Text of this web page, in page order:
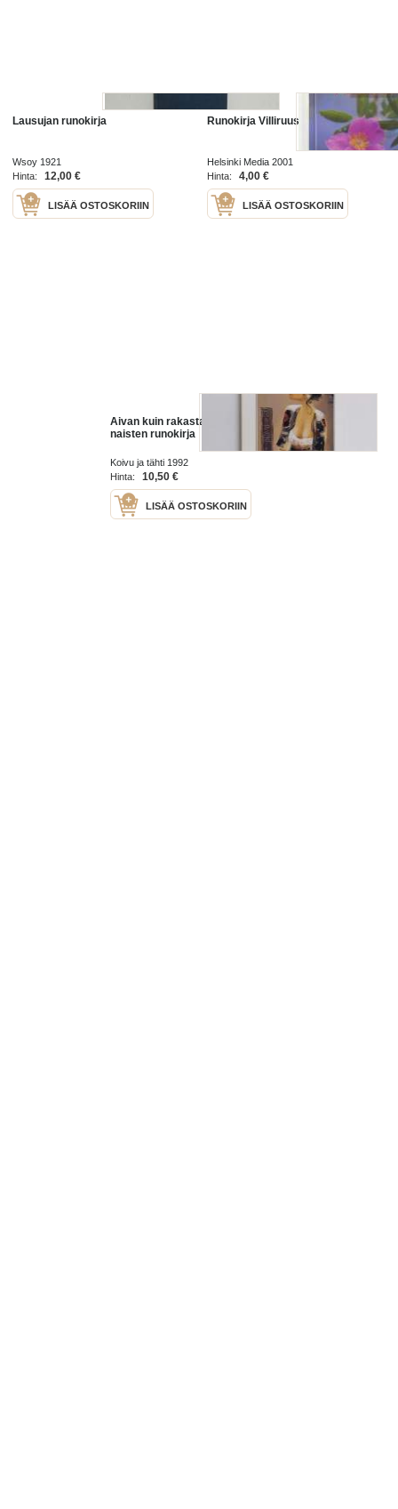
Lausujan runokirja
Wsoy 1921
Hinta:
12,00 €
LISÄÄ OSTOSKORIIN
Runokirja Villiruusut
Helsinki Media 2001
Hinta:
4,00 €
LISÄÄ OSTOSKORIIN
Aivan kuin rakastaisin : nuorten
naisten runokirja
Koivu ja tähti 1992
Hinta:
10,50 €
LISÄÄ OSTOSKORIIN